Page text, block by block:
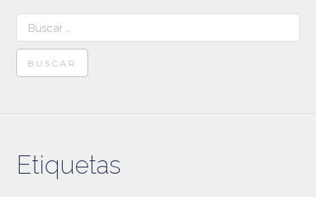
Buscar:
Etiquetas